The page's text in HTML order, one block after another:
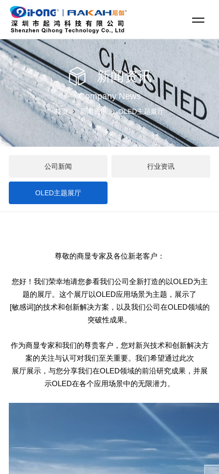
新闻资讯
Company News
首页 新闻资讯 OLED主题展厅
公司新闻 行业资讯
OLED主题展厅
尊敬的商显专家及各位新老客户：
您好！我们荣幸地请您参看我们公司全新打造的以OLED为主
题的展厅。这个展厅以OLED应用场景为主题，展示了
[敏感词]的技术和创新解决方案，以及我们公司在OLED领域的
突破性成果。
作为商显专家和我们的尊贵客户，您对新兴技术和创新解决方
案的关注与认可对我们至关重要。我们希望通过此次
展厅展示，与您分享我们在OLED领域的前沿研究成果，并展
示OLED在各个应用场景中的无限潜力。